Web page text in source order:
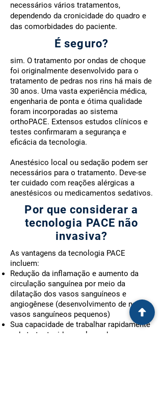
Por que considerar a
tecnologia PACE não
invasiva?
As vantagens da tecnologia PACE
incluem:
Redução da inflamação e aumento da
circulação sanguínea por meio da
dilatação dos vasos sanguíneos e
angiogênese (desenvolvimento de novos
vasos sanguíneos pequenos)
Sua capacidade de trabalhar rapidamente
e de tratar tecidos moles e duros,
necessários vários tratamentos,
dependendo da cronicidade do quadro e
das comorbidades do paciente.
​É seguro?
sim. O tratamento por ondas de choque
foi originalmente desenvolvido para o
tratamento de pedras nos rins há mais de
30 anos. Uma vasta experiência médica,
engenharia de ponta e ótima qualidade
foram incorporadas ao sistema
orthoPACE. Extensos estudos clínicos e
testes confirmaram a segurança e
eficácia da tecnologia.
Anestésico local ou sedação podem ser
necessários para o tratamento. Deve-se
ter cuidado com reações alérgicas a
anestésicos ou medicamentos sedativos.